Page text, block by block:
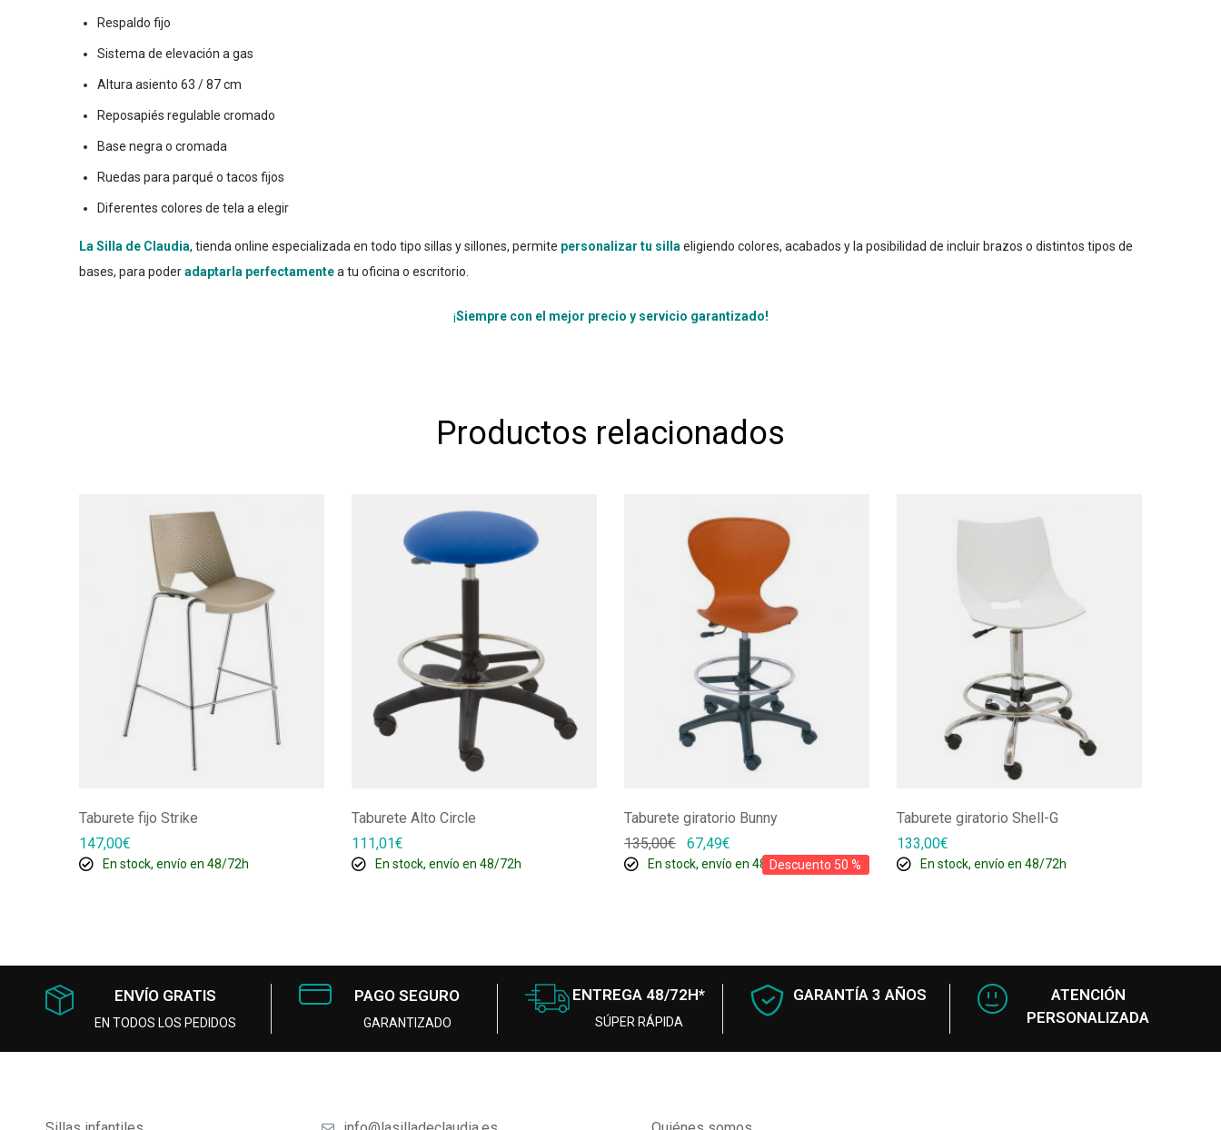
Respaldo fijo
Sistema de elevación a gas
Altura asiento 63 / 87 cm
Reposapiés regulable cromado
Base negra o cromada
Ruedas para parqué o tacos fijos
Diferentes colores de tela a elegir
La Silla de Claudia, tienda online especializada en todo tipo sillas y sillones, permite personalizar tu silla eligiendo colores, acabados y la posibilidad de incluir brazos o distintos tipos de
bases, para poderadaptarla perfectamentea tu oficina o escritorio.
¡Siempre con el mejor precio y servicio garantizado!
Productos relacionados
Taburete fijo Strike
147,00€
En stock, envío en 48/72h
Taburete Alto Circle
111,01€
En stock, envío en 48/72h Descuento 50 %
Taburete giratorio Bunny
135,00€ 67,49€
En stock, envío en 48/72h
Taburete giratorio Shell-G
133,00€
En stock, envío en 48/72h
ENVÍO GRATIS
EN TODOS LOS PEDIDOS
PAGO SEGURO
GARANTIZADO
ENTREGA 48/72H*
SÚPER RÁPIDA
GARANTÍA 3 AÑOS
ATENCIÓN
PERSONALIZADA